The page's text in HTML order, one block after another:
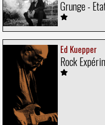
Grunge -
Ed Kuepper
Rock